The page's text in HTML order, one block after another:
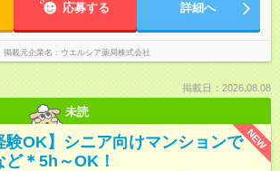
応募する 詳細へ
掲載元企業名 ウエルシア薬局株式会社
掲載日：2026.08.08
未読
NEW
験OK】シニア向けマンションで
＊5h～OK！